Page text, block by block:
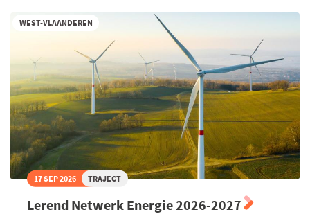
WEST-VLAANDEREN
17 SEP 2026 TRAJECT
Lerend Netwerk Energie 2026-2027